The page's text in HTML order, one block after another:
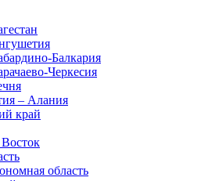
Балкария
Черкесия
– Алания
край
область